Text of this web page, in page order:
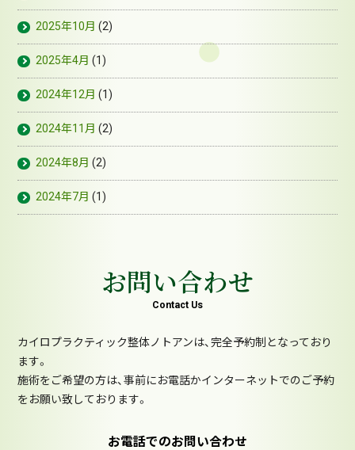
2025年10月 (2)
2025年4月 (1)
2024年12月 (1)
2024年11月 (2)
2024年8月 (2)
2024年7月 (1)
お問い合わせ
Contact Us
カイロプラクティック整体ノトアンは、完全予約制となっており
ます。
施術をご希望の方は、事前にお電話かインターネットでのご予約
をお願い致しております。
お電話でのお問い合わせ